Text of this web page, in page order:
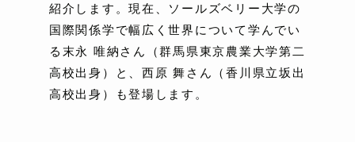
紹介します。現在、ソールズベリー大学の
国際関係学で幅広く世界について学んでい
る末永 唯納さん（群馬県東京農業大学第二
高校出身）と、西原 舞さん（香川県立坂出
高校出身）も登場します。